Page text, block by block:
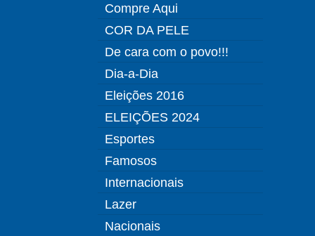
Compre Aqui
COR DA PELE
De cara com o povo!!!
Dia-a-Dia
Eleições 2016
ELEIÇÕES 2024
Esportes
Famosos
Internacionais
Lazer
Nacionais